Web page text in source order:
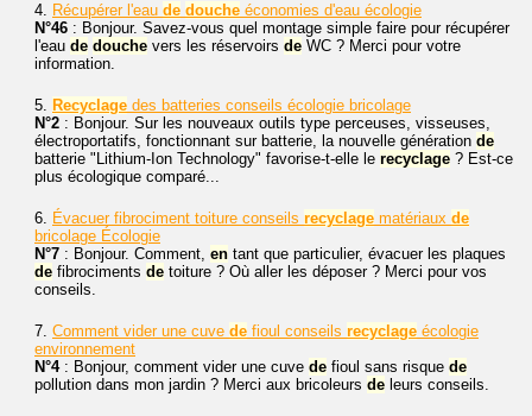
4. Récupérer l'eau de douche économies d'eau écologie
N°46 : Bonjour. Savez-vous quel montage simple faire pour récupérer
l'eau de douche vers les réservoirs de WC ? Merci pour votre
information.
5. Recyclage des batteries conseils écologie bricolage
N°2 : Bonjour. Sur les nouveaux outils type perceuses, visseuses,
électroportatifs, fonctionnant sur batterie, la nouvelle génération de
batterie "Lithium-Ion Technology" favorise-t-elle le recyclage ? Est-ce
plus écologique comparé...
6. Évacuer fibrociment toiture conseils recyclage matériaux de
bricolage Écologie
N°7 : Bonjour. Comment, en tant que particulier, évacuer les plaques
de fibrociments de toiture ? Où aller les déposer ? Merci pour vos
conseils.
7. Comment vider une cuve de fioul conseils recyclage écologie
environnement
N°4: Bonjour, comment vider une cuve de fioul sans risque de
pollution dans mon jardin ? Merci aux bricoleurs de leurs conseils.